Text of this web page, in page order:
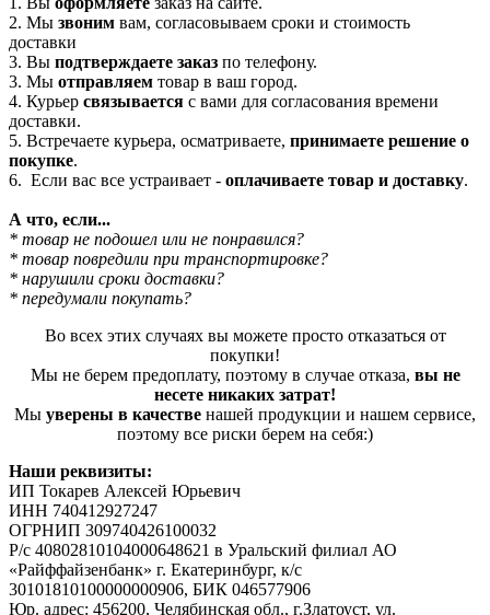
2. Мы звоним вам, согласовываем сроки и стоимость
доставки
3. Вы подтверждаете заказ по телефону.
3. Мы отправляем товар в ваш город.
4. Курьер связывается с вами для согласования времени
доставки.
5. Встречаете курьера, осматриваете, принимаете решение о
покупке.
6. Если вас все устраивает - оплачиваете товар и доставку.
А что, если...
* товар не подошел или не понравился?
* товар повредили при транспортировке?
* нарушили сроки доставки?
* передумали покупать?
Во всех этих случаях вы можете просто отказаться от
покупки!
Мы не берем предоплату, поэтому в случае отказа, вы не
несете никаких затрат!
Мы уверены в качестве нашей продукции и нашем сервисе,
поэтому все риски берем на себя:)
Наши реквизиты:
ИП Токарев Алексей Юрьевич
ИНН 740412927247
ОГРНИП 309740426100032
Р/с 40802810104000648621 в Уральский филиал АО
«Райффайзенбанк» г. Екатеринбург, к/с
30101810100000000906, БИК 046577906
Юр. адрес: 456200, Челябинская обл., г.Златоуст, ул.